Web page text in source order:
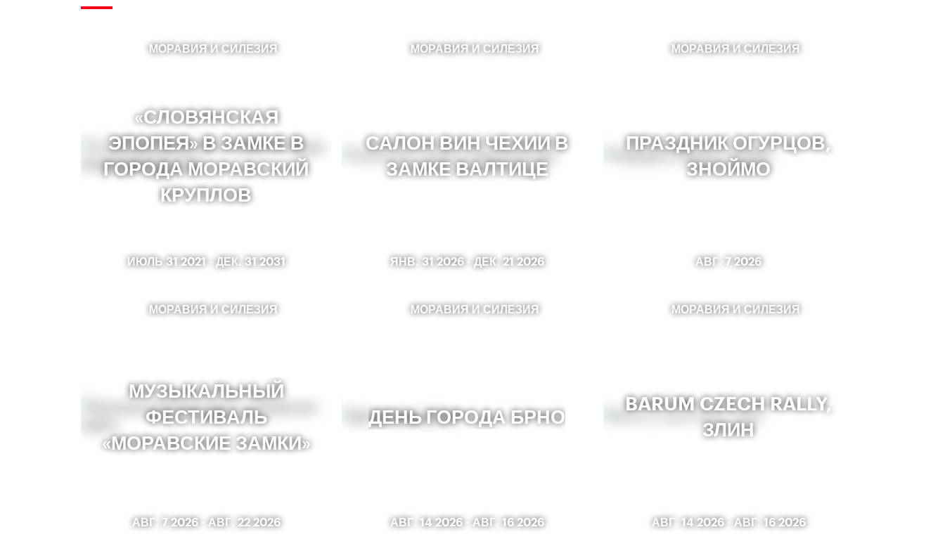
МОРАВИЯ И СИЛЕЗИЯ
«СЛОВЯНСКАЯ
ЭПОПЕЯ» В ЗАМКЕ В
ГОРОДА МОРАВСКИЙ
КРУПЛОВ
ИЮЛЬ 31 2021 -ДЕК. 31 2031
МОРАВИЯ И СИЛЕЗИЯ
САЛОН ВИН ЧЕХИИ В
ЗАМКЕ ВАЛТИЦЕ
ЯНВ. 31 2026-ДЕК. 21 2026
МОРАВИЯ И СИЛЕЗИЯ
ПРАЗДНИК ОГУРЦОВ,
ЗНОЙМО
АВГ. 7 2026
МОРАВИЯ И СИЛЕЗИЯ
МУЗЫКАЛЬНЫЙ
ФЕСТИВАЛЬ
«МОРАВСКИЕ ЗАМКИ»
АВГ. 7 2026- АВГ. 22 2026
МОРАВИЯ И СИЛЕЗИЯ
ДЕНЬ ГОРОДА БРНО
АВГ. 14 2026- АВГ. 16 2026
МОРАВИЯ И СИЛЕЗИЯ
BARUM CZECH RALLY,
ЗЛИН
АВГ. 14 2026- АВГ. 16 2026